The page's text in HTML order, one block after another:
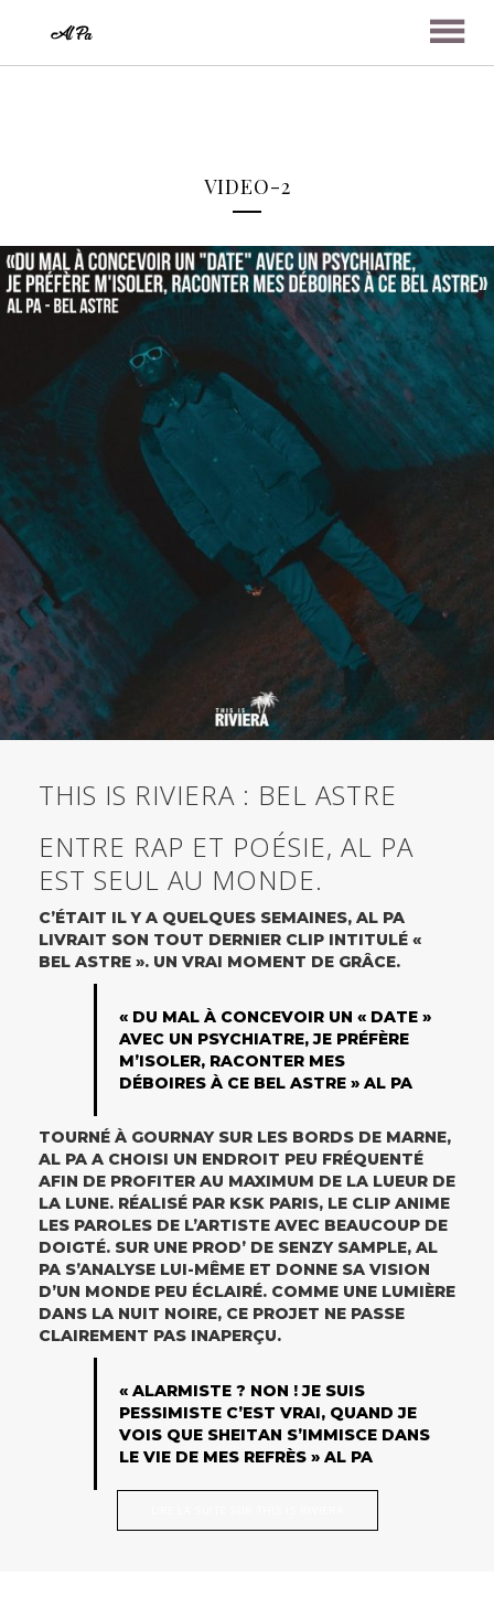
MUSIC
VIDEOS
PHOTOS
CONTACT
BOUTIQUE
VIDEO-2
THIS IS RIVIERA : BEL ASTRE
ENTRE RAP ET POÉSIE, AL PA
EST SEUL AU MONDE.
C’ÉTAIT IL Y A QUELQUES SEMAINES, AL PA
LIVRAIT SON TOUT DERNIER CLIP INTITULÉ «
BEL ASTRE ». UN VRAI MOMENT DE GRÂCE.
« DU MAL À CONCEVOIR UN « DATE »
AVEC UN PSYCHIATRE, JE PRÉFÈRE
M’ISOLER, RACONTER MES
DÉBOIRES À CE BEL ASTRE » AL PA
TOURNÉ À GOURNAY SUR LES BORDS DE MARNE,
AL PA A CHOISI UN ENDROIT PEU FRÉQUENTÉ
AFIN DE PROFITER AU MAXIMUM DE LA LUEUR DE
LA LUNE. RÉALISÉ PAR KSK PARIS, LE CLIP ANIME
LES PAROLES DE L’ARTISTE AVEC BEAUCOUP DE
DOIGTÉ. SUR UNE PROD’ DE SENZY SAMPLE, AL
PA S’ANALYSE LUI-MÊME ET DONNE SA VISION
D’UN MONDE PEU ÉCLAIRÉ. COMME UNE LUMIÈRE
DANS LA NUIT NOIRE, CE PROJET NE PASSE
CLAIREMENT PAS INAPERÇU.
« ALARMISTE ? NON ! JE SUIS
PESSIMISTE C’EST VRAI, QUAND JE
VOIS QUE SHEITAN S’IMMISCE DANS
LE VIE DE MES REFRÈS » AL PA